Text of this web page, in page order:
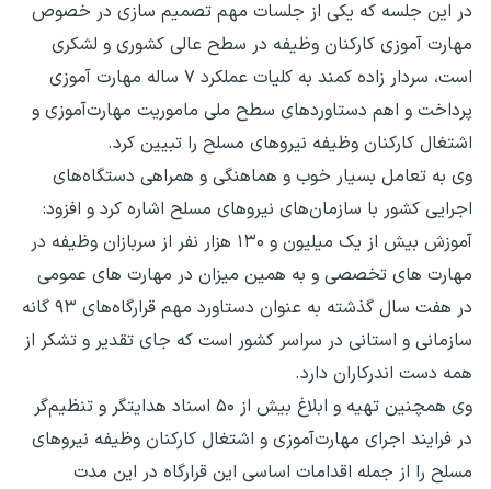
در این جلسه که یکی از جلسات مهم تصمیم سازی در خصوص
مهارت آموزی کارکنان وظیفه در سطح عالی کشوری و لشکری
است، سردار زاده کمند به کلیات عملکرد ۷ ساله مهارت آموزی
پرداخت و اهم دستاوردهای سطح ملی ماموریت مهارت‌آموزی و
اشتغال کارکنان وظیفه نیروهای مسلح را تبیین کرد.
وی به تعامل بسیار خوب و هماهنگی و همراهی دستگاه‌های
اجرایی کشور با سازمان‌های نیروهای مسلح اشاره کرد و افزود:
آموزش بیش از یک میلیون و ۱۳۰ هزار نفر از سربازان وظیفه در
مهارت های تخصصی و به همین میزان در مهارت های عمومی
در هفت سال گذشته به عنوان دستاورد مهم قرارگاه‌های ۹۳ گانه
سازمانی و استانی در سراسر کشور است که جای تقدیر و تشکر از
همه دست اندرکاران دارد.
وی همچنین تهیه و ابلاغ بیش از ۵۰ اسناد هدایتگر و تنظیم‌گر
در فرایند اجرای مهارت‌آموزی و اشتغال کارکنان وظیفه نیروهای
مسلح را از جمله اقدامات اساسی این قرارگاه در این مدت